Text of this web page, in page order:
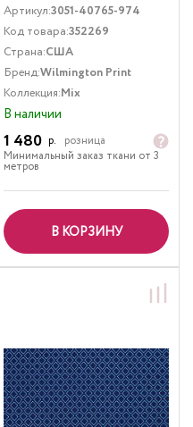
Артикул:3051-40765-974
Код товара:352269
Страна:США
Бренд:Wilmington Print
Коллекция:Mix
В наличии
1 480 р.
розница
Минимальный заказ ткани от 3
метров
В КОРЗИНУ